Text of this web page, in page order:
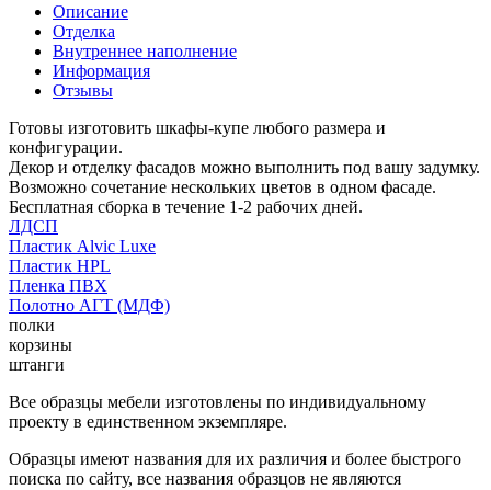
Описание
Отделка
Внутреннее наполнение
Информация
Отзывы
Готовы изготовить шкафы-купе любого размера и
конфигурации.
Декор и отделку фасадов можно выполнить под вашу задумку.
Возможно сочетание нескольких цветов в одном фасаде.
Бесплатная сборка в течение 1-2 рабочих дней.
ЛДСП
Пластик Alvic Luxe
Пластик HPL
Пленка ПВХ
Полотно АГТ (МДФ)
полки
корзины
штанги
Все образцы мебели изготовлены по индивидуальному
проекту в единственном экземпляре.
Образцы имеют названия для их различия и более быстрого
поиска по сайту, все названия образцов не являются